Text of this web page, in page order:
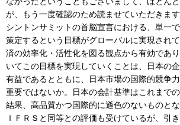
が、もう一度確認のため読ませていただきま
シントンサミットの首脳宣言における、単一
策定するという目標がグローバルに実現され
済の効率化・活性化を図る観点から有効であ
いてこの目標を実現していくことは、日本の
有益であるとともに、日本市場の国際的競争
重要ではないか。日本の会計基準はこれまで
結果、高品質かつ国際的に遜色のないものと
ＩＦＲＳと同等との評価も受けているが、引